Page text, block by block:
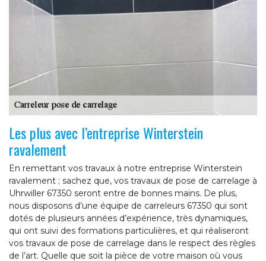
Les plus avec l’entreprise Winterstein
ravalement
En remettant vos travaux à notre entreprise Winterstein
ravalement ; sachez que, vos travaux de pose de carrelage à
Uhrwiller 67350 seront entre de bonnes mains. De plus,
nous disposons d’une équipe de carreleurs 67350 qui sont
dotés de plusieurs années d’expérience, très dynamiques,
qui ont suivi des formations particulières, et qui réaliseront
vos travaux de pose de carrelage dans le respect des règles
de l’art. Quelle que soit la pièce de votre maison où vous